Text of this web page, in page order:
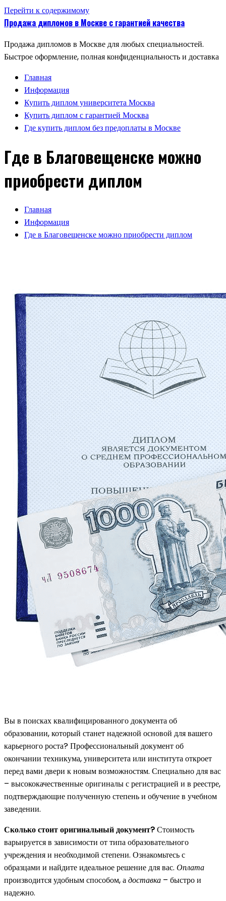
Перейти к содержимому
Продажа дипломов в Москве с гарантией качества
Продажа дипломов в Москве для любых специальностей.
Быстрое оформление, полная конфиденциальность и доставка
Главная
Информация
Купить диплом университета Москва
Купить диплом с гарантией Москва
Где купить диплом без предоплаты в Москве
Где в Благовещенске можно
приобрести диплом
Главная
Информация
Где в Благовещенске можно приобрести диплом
Вы в поисках квалифицированного документа об
образовании, который станет надежной основой для вашего
карьерного роста? Профессиональный документ об
окончании техникума, университета или института откроет
перед вами двери к новым возможностям. Специально для вас
– высококачественные оригиналы с регистрацией и в реестре,
подтверждающие полученную степень и обучение в учебном
заведении.
Сколько стоит оригинальный документ?Стоимость
варьируется в зависимости от типа образовательного
учреждения и необходимой степени. Ознакомьтесь с
образцами и найдите идеальное решение для вас. Оплата
производится удобным способом, адоставка – быстро и
надежно.